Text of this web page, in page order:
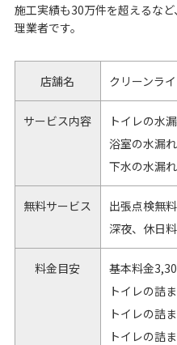
施工実績も30万件を超えるな
理業者です。
店舗名 クリーンラ
サービス内容
トイレの水
浴室の水漏
下水の水漏
無料サービス
出張点検無
深夜、休日
料金目安
基本料金
トイレの詰
トイレの詰
トイレの詰